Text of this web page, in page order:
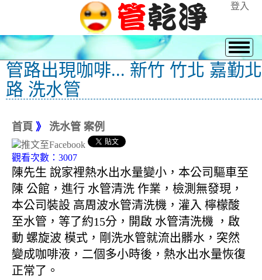
登入
管路出現咖啡... 新竹 竹北 嘉勤北
路 洗水管
首頁 》 洗水管 案例
觀看次數：3007
陳先生 說家裡熱水出水量變小，本公司驅車至
陳 公館，進行 水管清洗 作業，檢測無發現，
本公司裝設 高周波水管清洗機，灌入 檸檬酸
至水管，等了約15分，開啟 水管清洗機 ，啟
動 螺旋波 模式，剛洗水管就流出髒水，突然
變成咖啡液，二個多小時後，熱水出水量恢復
正常了。